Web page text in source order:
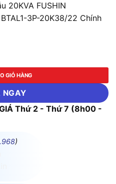
20KVA FUSHIN
3P-20K38/22 Chính
FUSHIN 380V/220V -
GIỎ HÀNG
NGAY
Thứ 2 - Thứ 7 (8h00 -
)